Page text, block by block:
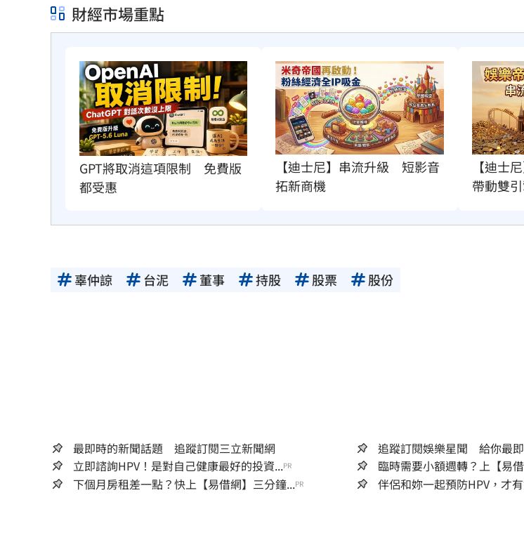
財經市場重點
GPT將取消這項限制　免費版
都受惠
【迪士尼】串流升級　短影音
拓新商機
【迪士
帶動雙
辜仲諒 台泥 董事 持股 股票 股份
最即時的新聞話題 追蹤訂閱三立新聞網
追蹤訂閱娛樂星聞 給你最
立即諮詢HPV！是對自己健康最好的投資...PR 臨時需要小額週轉？上【易
下個月房租差一點？快上【易借網】三分鐘...PR 伴侶和妳一起預防HPV，才